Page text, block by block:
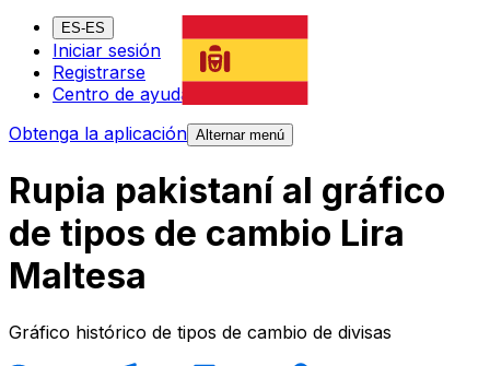
ES-ES
Iniciar sesión
Registrarse
Centro de ayuda
Obtenga la aplicación Alternar menú
Rupia pakistaní al gráfico
de tipos de cambio Lira
Maltesa
Gráfico histórico de tipos de cambio de divisas